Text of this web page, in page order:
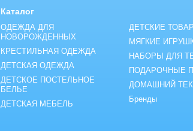
Каталог
ОДЕЖДА ДЛЯ
НОВОРОЖДЕННЫХ
КРЕСТИЛЬНАЯ ОДЕЖДА
ДЕТСКАЯ ОДЕЖДА
ДЕТСКОЕ ПОСТЕЛЬНОЕ
БЕЛЬЕ
ДЕТСКАЯ МЕБЕЛЬ
ДЕТСКИЕ
МЯГКИЕ
НАБОРЫ ДЛЯ
ПОДАРОЧНЫЕ
ДОМАШНИЙ
Бренды